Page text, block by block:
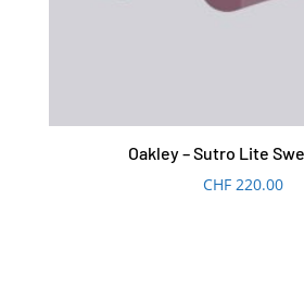
Oakley – Sutro Lite
CHF220.00